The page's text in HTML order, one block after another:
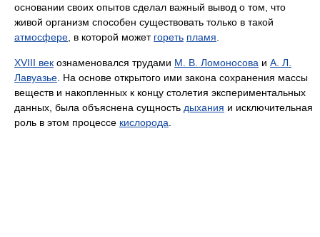
основании своих опытов сделал важный вывод о том, что
живой организм способен существовать только в такой
атмосфере , в которой может гореть пламя
XVIII век ознаменовался трудами М. В. Ломоносова и А. Л.
Лавуазье . На основе открытого ими закона сохранения массы
веществ и накопленных к концу столетия экспериментальных
данных, была объяснена сущность дыхания и исключительная
роль в этом процессе кислорода